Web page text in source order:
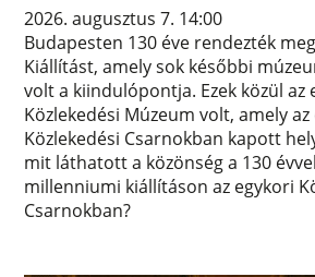
2026. augusztus 7. 14:00
Budapesten 130 éve rendezték
Kiállítást, amely sok későbbi
volt a kiindulópontja. Ezek közül az
Közlekedési Múzeum volt, amely
Közlekedési Csarnokban kapott
mit láthatott a közönség a 130
millenniumi kiállításon az egykori
Csarnokban?